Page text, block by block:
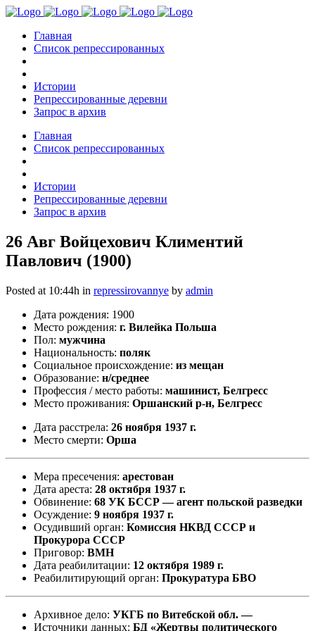
Главная
Список репрессированных
Истории
Репрессированные деревни
Запрос в архив
Главная
Список репрессированных
Истории
Репрессированные деревни
Запрос в архив
26 Авг Войцехович Климентий
Павлович (1900)
Posted at 10:44h in repressirovannye by admin
Дата рождения: 1900
Место рождения: г. Вилейка Польша
Пол: мужчина
Национальность: поляк
Социальное происхождение: из мещан
Образование: н/среднее
Профессия / место работы: машинист, Белгресс
Место проживания: Оршанский р-н, Белгресс
Дата расстрела: 26 ноября 1937 г.
Место смерти: Орша
Мера пресечения: арестован
Дата ареста: 28 октября 1937 г.
Обвинение: 68 УК БССР — агент польской разведки
Осуждение: 9 ноября 1937 г.
Осудивший орган: Комиссия НКВД СССР и
Прокурора СССР
Приговор: ВМН
Дата реабилитации: 12 октября 1989 г.
Реабилитирующий орган: Прокуратура БВО
Архивное дело: УКГБ по Витебской обл. —
Источники данных: БД «Жертвы политического